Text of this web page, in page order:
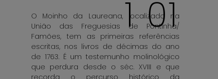
1 01
O Moinho da Laureana, localizado na
União das Freguesias de Pontinha/
Famões, tem as primeiras referências
escritas, nos livros de décimas do ano
de 1763. É um testemunho molinológico
que perdura desde o séc. XVIII e que